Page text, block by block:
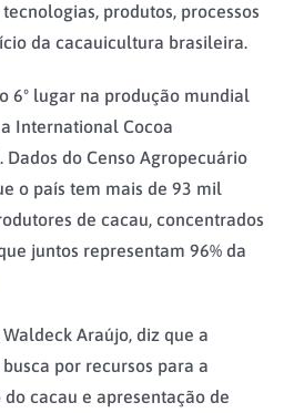
produtos, processos
da cacauicultura brasileira.
6º lugar na produção mundial
International Cocoa
Dados do Censo Agropecuário
o país tem mais de 93 mil
de cacau, concentrados
juntos representam 96% da
Araújo, diz que a
por recursos para a
cacau e apresentação de